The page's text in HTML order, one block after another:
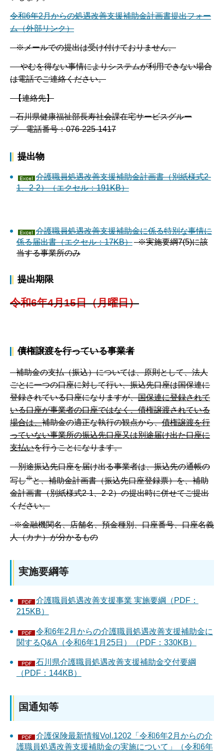
令和6年2月からの処遇改善支援補助金計画書提出フォー
ム（外部リンク）
※メールでの提出は受け付けておりません。
やむを得ない事情によりシステムが利用できない場合
は電話でご連絡ください。
【連絡先】
石川県健康福祉部長寿社会課在宅サービスグルー
プ 電話番号：076-225-1417
提出物
介護職員処遇改善支援補助金計画書（別紙様式2-
1、2-2）（エクセル：191KB）
介護職員処遇改善支援補助金に係る特別な事情に
係る届出書（エクセル：17KB）※実施要綱7(5)に該
当する事業所のみ
提出期限
令和6年4月15日（月曜日）
債権譲渡を行っている事業者
補助金の支払（振込）については、原則として、法人
ごとに一つの口座に対して行い、振込先口座は国保連に
登録されている口座になりますが、国保連に登録されて
いる口座が事業者の口座ではなく、債権譲渡されている
場合は、補助金の適正な執行の観点から、債権譲渡を行
っていない事業所の振込先口座又は別途届け出た口座に
支払いを行うことになります。
別途振込先口座を届け出る事業者は、振込先の通帳の
写し※と、補助金計画書（振込先口座登録票）を、補助
金計画書（別紙様式2-1、2-2）の提出時に併せてご提出
ください。
※金融機関名、店舗名、預金種別、口座番号、口座名義
人（カナ）が分かるもの
実施要綱等
介護職員処遇改善支援事業 実施要綱（PDF：
215KB）
令和6年2月からの介護職員処遇改善支援補助金に
関するQ&A（令和6年1月25日）（PDF：330KB）
石川県介護職員処遇改善支援補助金交付要綱
（PDF：144KB）
国通知等
介護保険最新情報Vol.1202「令和6年2月からの介
護職員処遇改善支援補助金の実施について」（令和6年